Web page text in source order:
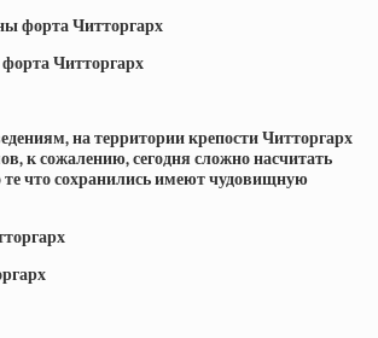
Читторгарх
на территории крепости Читторгарх
к сожалению, сегодня сложно насчитать
те что сохранились имеют чудовищную